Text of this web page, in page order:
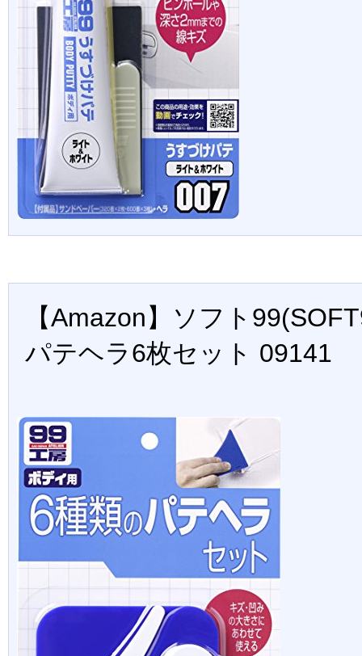
【Amazon】ソフト
パテヘラ6枚セット 09141